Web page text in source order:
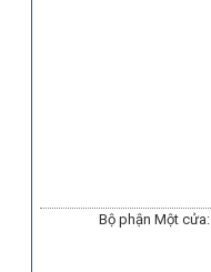
Bộ phận Một cửa: